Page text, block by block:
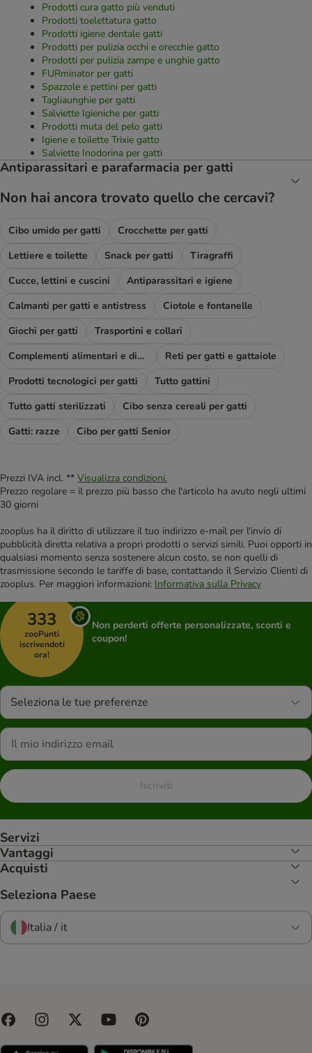
Prodotti cura gatto più venduti
Prodotti toelettatura gatto
Prodotti igiene dentale gatti
Prodotti per pulizia occhi e orecchie gatto
Prodotti per pulizia zampe e unghie gatto
FURminator per gatti
Spazzole e pettini per gatti
Tagliaunghie per gatti
Salviette Igieniche per gatti
Prodotti muta del pelo gatti
Igiene e toilette Trixie gatto
Salviette Inodorina per gatti
Antiparassitari e parafarmacia per gatti
Non hai ancora trovato quello che cercavi?
Cibo umido per gatti
Crocchette per gatti
Lettiere e toilette
Snack per gatti
Tiragraffi
Cucce, lettini e cuscini
Antiparassitari e igiene
Calmanti per gatti e antistress
Ciotole e fontanelle
Giochi per gatti
Trasportini e collari
Complementi alimentari e diete
Reti per gatti e gattaiole
Prodotti tecnologici per gatti
Tutto gattini
Tutto gatti sterilizzati
Cibo senza cereali per gatti
Gatti: razze
Cibo per gatti Senior
Prezzi IVA incl. ** Visualizza condizioni.
Prezzo regolare = il prezzo più basso che l'articolo ha avuto negli ultimi
30 giorni
zooplus ha il diritto di utilizzare il tuo indirizzo e-mail per l'invio di
pubblicità diretta relativa a propri prodotti o servizi simili. Puoi opporti in
qualsiasi momento senza sostenere alcun costo, se non quelli di
trasmissione secondo le tariffe di base, contattando il Servizio Clienti di
zooplus. Per maggiori informazioni: Informativa sulla Privacy
333
zooPunti
iscrivendoti
ora!
Non perderti offerte personalizzate, sconti e
coupon!
Seleziona le tue preferenze
Iscriviti
Servizi
Vantaggi
Acquisti
Seleziona Paese
Italia / it